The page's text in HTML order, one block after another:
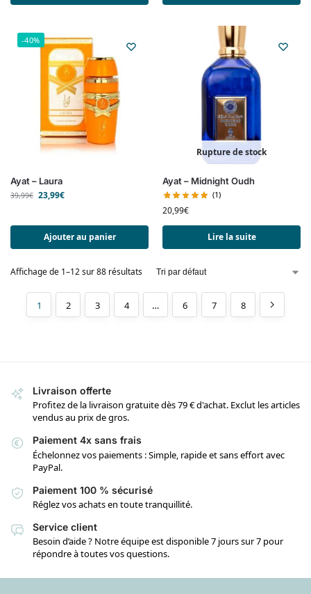
-40%
Ayat – Laura
39,99€ 23,99€
Ajouter au panier
Rupture de stock
Ayat – Midnight Oudh
(1)
20,99€
Lire la suite
Affichage de 1–12 sur 88 résultats
1 2 3 4 … 6 7 8
Livraison offerte
Profitez de la livraison gratuite dès 79 € d'achat. Exclut les articles
vendus au prix de gros.
Paiement 4x sans frais
Échelonnez vos paiements : Simple, rapide et sans effort avec
PayPal.
Paiement 100 % sécurisé
Réglez vos achats en toute tranquillité.
Service client
Besoin d’aide ? Notre équipe est disponible 7 jours sur 7 pour
répondre à toutes vos questions.